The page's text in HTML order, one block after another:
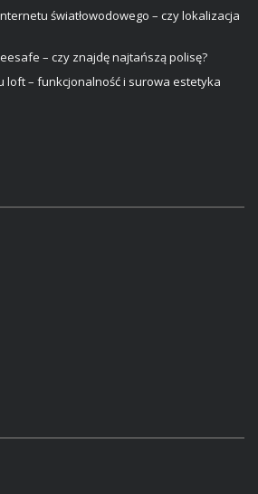
światłowodowego – czy lokalizacja
– czy znajdę najtańszą polisę?
loft – funkcjonalność i surowa estetyka